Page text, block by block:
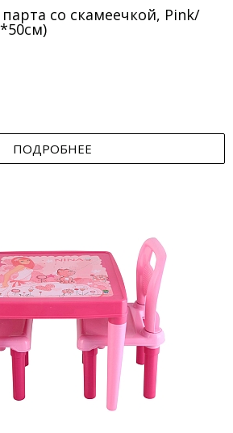
парта со скамеечкой, Pink/
ПОДРОБНЕЕ